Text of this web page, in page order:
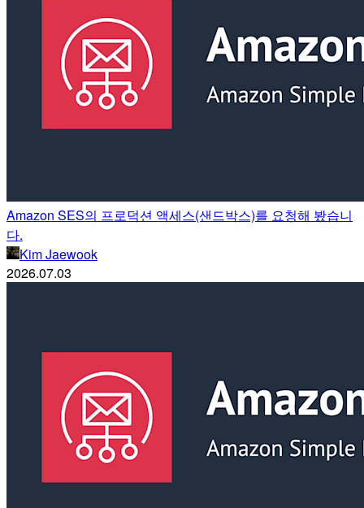
Amazon SES의 프로덕션 액세스(샌드박스)를 요청해 봤습니
다.
Kim Jaewook
2026.07.03